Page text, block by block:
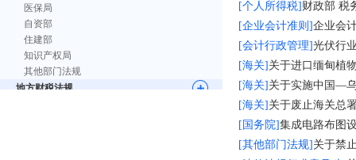
医保局
自资部
住建部
知识产权局
其他部门法规
地方财税法规
[个人所得税] 财政部 税
[企业会计准则]企业会
[会计行政管理]光伏行
[海关] 关于进口缅甸植
[海关] 关于实施中国—
[海关] 关于废止海关总
[国务院]集成电路布图
[其他部门法规] 关于禁